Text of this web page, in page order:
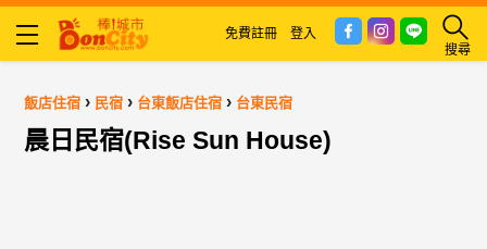
搜尋
免費註冊 登入
飯店住宿 › 民宿 › 台東飯店住宿 › 台東民宿
晨日民宿(Rise Sun House)